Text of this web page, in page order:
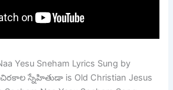
Yesu Sneham Lyrics Sung by
చిరకాల స్నేహితుడా is Old Christian Jesus